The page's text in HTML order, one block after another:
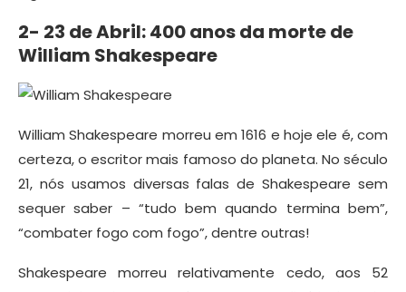
2- 23 de Abril: 400 anos da morte de
William Shakespeare
William Shakespeare morreu em 1616 e hoje ele é, com
certeza, o escritor mais famoso do planeta. No século
21, nós usamos diversas falas de Shakespeare sem
sequer saber – “tudo bem quando termina bem”,
“combater fogo com fogo”, dentre outras!
Shakespeare morreu relativamente cedo, aos 52